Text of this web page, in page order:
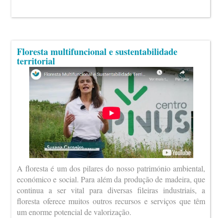
Floresta multifuncional e sustentabilidade
territorial
A floresta é um dos pilares do nosso património ambiental,
económico e social. Para além da produção de madeira, que
continua a ser vital para diversas fileiras industriais, a
floresta oferece muitos outros recursos e serviços que têm
um enorme potencial de valorização.